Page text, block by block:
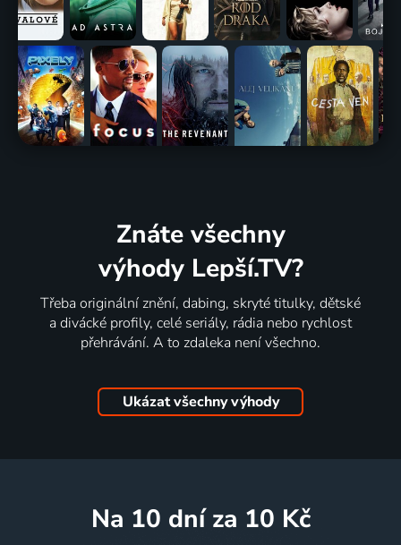
Znáte všechny
výhody Lepší.TV?
Třeba originální znění, dabing, skryté titulky, dětské
a divácké profily, celé seriály, rádia nebo rychlost
přehrávání. A to zdaleka není všechno.
Ukázat všechny výhody
na 10 dní za 10 Kč